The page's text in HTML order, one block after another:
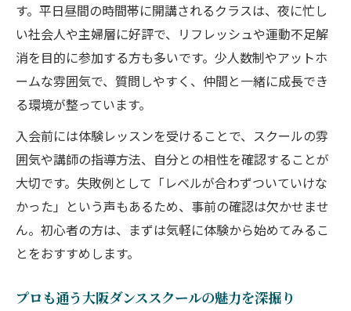
地元イベントから生まれる新たなダンスム
ーブ
キッズも大人も楽しめるダンススクール情報
キッズ向けプログラムが充実のダンススク
ール
大人初心者でも安心のダンススクール選び
方
親子で通えるダンススクールの魅力を解説
プロを目指す人におすすめのスクール特徴
大人もキッズも飽きない多彩なレッスンプ
成長を支えるストリートイベントへの参加方法
す。平日昼間の時間帯に開講されるクラスは、夜に忙し
い社会人や主婦層に好評で、リフレッシュや運動不足解
消を目的に参加する方も多いです。少人数制やアットホ
ームな雰囲気で、質問しやすく、仲間と一緒に成長でき
る環境が整っています。
入会前には体験レッスンを受けることで、スクールの雰
囲気や講師の指導方法、自分との相性を確認することが
大切です。失敗例として「レベルが合わずついていけな
かった」という声もあるため、事前の確認は欠かせませ
ん。初心者の方は、まずは気軽に体験から始めてみるこ
とをおすすめします。
プロも通う大阪ダンススクールの魅力を深掘り